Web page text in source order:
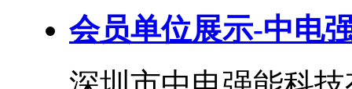
会员单位展示-中电